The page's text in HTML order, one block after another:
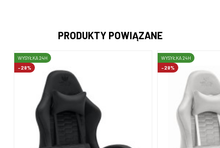
PRODUKTY POWIĄZANE
-28%
WYSYŁKA 24H
-28%
WYSYŁKA 24H